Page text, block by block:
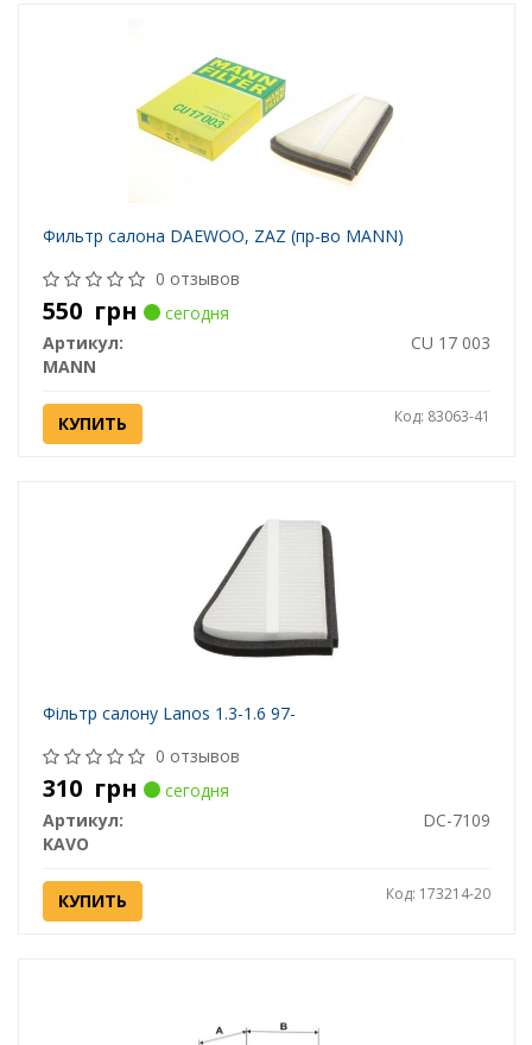
Фильтр салона DAEWOO, ZAZ (пр-во MANN)
0 отзывов
550 грн
сегодня
Артикул:
CU 17 003
MANN
КУПИТЬ Код: 83063-41
Фільтр салону Lanos 1.3-1.6 97-
0 отзывов
310 грн
сегодня
Артикул:
DC-7109
KAVO
КУПИТЬ Код: 173214-20